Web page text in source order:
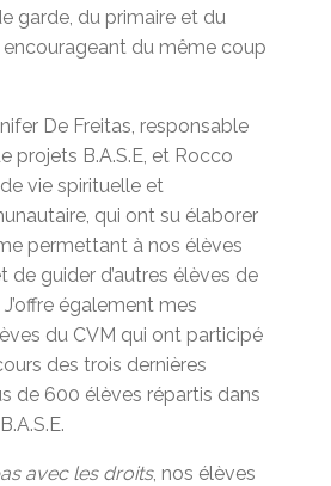
garde, du primaire et du
encourageant du même coup
De Freitas, responsable
projets B.A.S.E, et Rocco
vie spirituelle et
qui ont su élaborer
permettant à nos élèves
de guider d’autres élèves de
également mes
du CVM qui ont participé
des trois dernières
de 600 élèves répartis dans
avec les droits, nos élèves